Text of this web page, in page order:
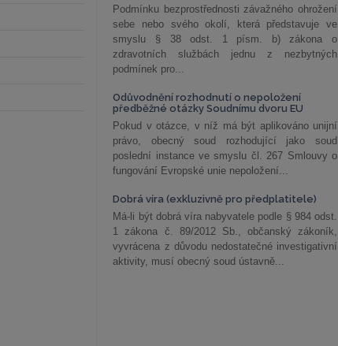
Podmínku bezprostřednosti závažného ohrožení
sebe nebo svého okolí, která představuje ve
smyslu § 38 odst. 1 písm. b) zákona o
zdravotních službách jednu z nezbytných
podmínek pro...
Odůvodnění rozhodnutí o nepoložení
předběžné otázky Soudnímu dvoru EU
Pokud v otázce, v níž má být aplikováno unijní
právo, obecný soud rozhodující jako soud
poslední instance ve smyslu čl. 267 Smlouvy o
fungování Evropské unie nepoložení...
Dobrá víra (exkluzivně pro předplatitele)
Má-li být dobrá víra nabyvatele podle § 984 odst.
1 zákona č. 89/2012 Sb., občanský zákoník,
vyvrácena z důvodu nedostatečné investigativní
aktivity, musí obecný soud ústavně...